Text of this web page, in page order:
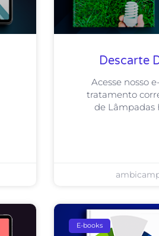
Descarte
Acesse nosso
tratamento
de Lâmpadas
E-books